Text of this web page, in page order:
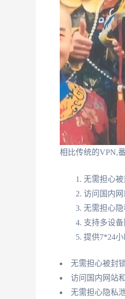
相比传统的VPN,
无需担心
访问国内
无需担心
支持多设
提供7*24
无需担心被封
访问国内网站
无需担心隐私